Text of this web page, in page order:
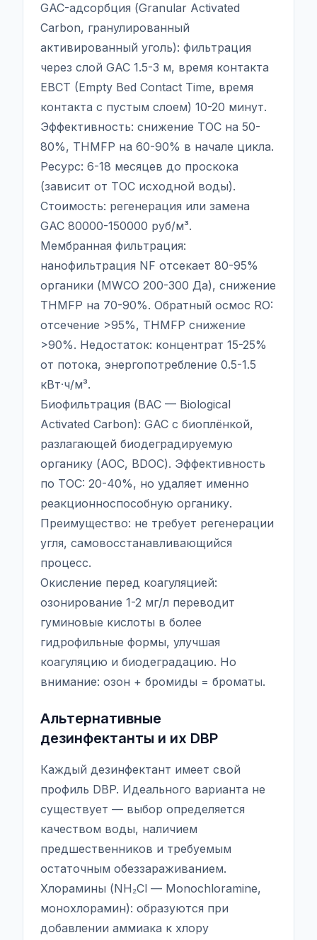
GAC-адсорбция (Granular Activated
Carbon, гранулированный
активированный уголь): фильтрация
через слой GAC 1.5-3 м, время контакта
EBCT (Empty Bed Contact Time, время
контакта с пустым слоем) 10-20 минут.
Эффективность: снижение TOC на 50-
80%, THMFP на 60-90% в начале цикла.
Ресурс: 6-18 месяцев до проскока
(зависит от TOC исходной воды).
Стоимость: регенерация или замена
GAC 80000-150000 руб/м³.
Мембранная фильтрация:
нанофильтрация NF отсекает 80-95%
органики (MWCO 200-300 Да), снижение
THMFP на 70-90%. Обратный осмос RO:
отсечение >95%, THMFP снижение
>90%. Недостаток: концентрат 15-25%
от потока, энергопотребление 0.5-1.5
кВт·ч/м³.
Биофильтрация (BAC — Biological
Activated Carbon): GAC с биоплёнкой,
разлагающей биодеградируемую
органику (AOC, BDOC). Эффективность
по TOC: 20-40%, но удаляет именно
реакционноспособную органику.
Преимущество: не требует регенерации
угля, самовосстанавливающийся
процесс.
Окисление перед коагуляцией:
озонирование 1-2 мг/л переводит
гуминовые кислоты в более
гидрофильные формы, улучшая
коагуляцию и биодеградацию. Но
внимание: озон + бромиды = броматы.
Альтернативные
дезинфектанты и их DBP
Каждый дезинфектант имеет свой
профиль DBP. Идеального варианта не
существует — выбор определяется
качеством воды, наличием
предшественников и требуемым
остаточным обеззараживанием.
Хлорамины (NH₂Cl — Monochloramine,
монохлорамин): образуются при
добавлении аммиака к хлору